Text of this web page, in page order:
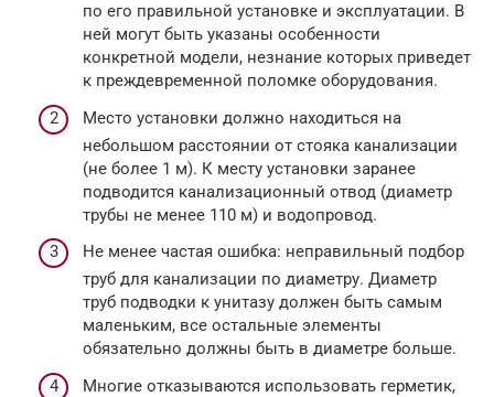
по его правильной установке и эксплуатации. В
ней могут быть указаны особенности
конкретной модели, незнание которых приведет
к преждевременной поломке оборудования.
Место установки должно находиться на
небольшом расстоянии от стояка канализации
(не более 1 м). К месту установки заранее
подводится канализационный отвод (диаметр
трубы не менее 110 м) и водопровод.
Не менее частая ошибка: неправильный подбор
труб для канализации по диаметру. Диаметр
труб подводки к унитазу должен быть самым
маленьким, все остальные элементы
обязательно должны быть в диаметре больше.
Многие отказываются использовать герметик,